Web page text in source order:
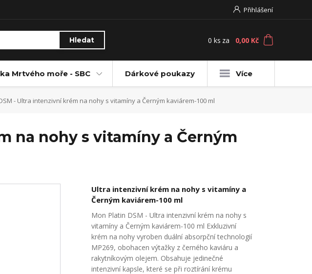
Přihlášení
Hledat 0 ks za 0,00 Kč
Mrtvého moře - SBC Dárkové poukazy Více
- Ultra intenzivní krém na nohy s vitamíny a Černým kaviárem-100 ml
na nohy s vitamíny a Černým
Ultra intenzivní krém na nohy s vitamíny a
Černým kaviárem-100 ml
Mon Platin DSM - Ultra intenzivní krém na nohy s
vitamíny a Černým kaviárem-100 ml Exkluzivní
krém na nohy vyroben duální absorpční technologií
MP269, obohacen výtažky z černého kaviáru a
rakytníkovým olejem. Obsahuje jedinečné
intenzivní kapsle, které se při roztírání krému